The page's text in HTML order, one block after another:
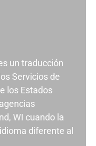
un traducción
Servicios de
los Estados
WI cuando la
diferente al